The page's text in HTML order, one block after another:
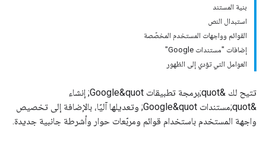
بنية المستند
استبدال النص
القوائم وواجهات المستخدم المخصّصة
إضافات "مستندات Google"
العوامل التي تؤدي إلى الظهور
تتيح لك &quot;برمجة تطبيقات Google&quot; إنشاء
&quot;مستندات Google&quot; وتعديلها آليًا، بالإضافة إلى تخصيص
واجهة المستخدم باستخدام قوائم ومربّعات حوار وأشرطة جانبية جديدة.